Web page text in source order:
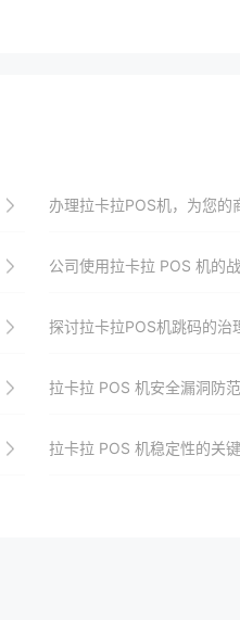
办理拉卡拉POS机，为您的
公司使用拉卡拉 POS 机的
探讨拉卡拉POS机跳码的治
拉卡拉 POS 机安全漏洞防范
拉卡拉 POS 机稳定性的关